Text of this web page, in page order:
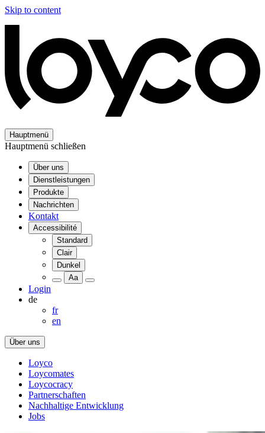
Skip to content
Hauptmenü
Hauptmenü schließen
Über uns
Dienstleistungen
Produkte
Nachrichten
Kontakt
Accessibilité
Standard
Clair
Dunkel
Aa
Login
de
fr
en
Über uns
Loyco
Loycomates
Loycocracy
Partnerschaften
Nachhaltige Entwicklung
Jobs